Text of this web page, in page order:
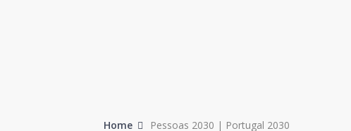
Home Pessoas 2030 | Portugal 2030